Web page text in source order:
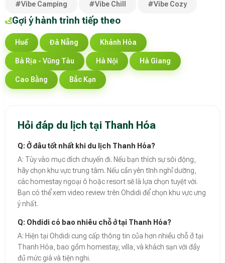
#Vibe Camping #Vibe Chill #Vibe Cozy
Gợi ý hành trình tiếp theo
Huế Đà Nẵng Khánh Hòa
Bà Rịa - Vũng Tàu Hà Nội Hà Giang
Cao Bằng Bắc Kạn
Hỏi đáp du lịch tại Thanh Hóa
Q: Ở đâu tốt nhất khi du lịch Thanh Hóa?
A: Tùy vào mục đích chuyến đi. Nếu bạn thích sự sôi động,
hãy chọn khu vực trung tâm. Nếu cần yên tĩnh nghỉ dưỡng,
các homestay ngoại ô hoặc resort sẽ là lựa chọn tuyệt vời.
Bạn có thể xem video review trên Ohdidi để chọn khu vực ưng
ý nhất.
Q: Ohdidi có bao nhiêu chỗ ở tại Thanh Hóa?
A: Hiện tại Ohdidi cung cấp thông tin của hơn nhiều chỗ ở tại
Thanh Hóa, bao gồm homestay, villa, và khách sạn với đầy
đủ mức giá và tiện nghi.